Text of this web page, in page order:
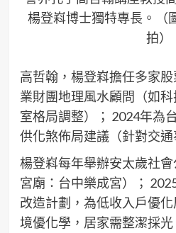
楊登嵙博士獨特專長。（
拍）
高哲翰，楊登嵙擔任多家
業財團地理風水顧問（如
室格局調整）； 2024年為
供化煞佈局建議（針對交通
楊登嵙每年舉辦安太歲社
宮廟：台中樂成宮）；
改造計劃，為低收入戶優
境優化學，居家需整潔採